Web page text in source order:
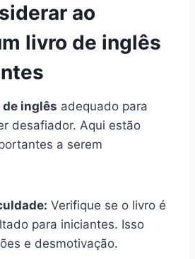
ao
livro de inglês
de inglês adequado para
desafiador. Aqui estão
a serem
Verifique se o livro é
para iniciantes. Isso
e desmotivação.